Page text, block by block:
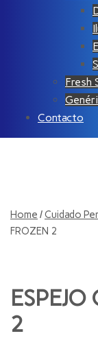
Fresh
Contacto
Home /Cuidado
FROZEN 2
ESPEJO
2